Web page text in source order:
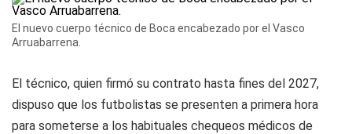
El nuevo cuerpo técnico de Boca encabezado por el Vasco
Arruabarrena.
El técnico, quien firmó su contrato hasta fines del 2027,
dispuso que los futbolistas se presenten a primera hora
para someterse a los habituales chequeos médicos de